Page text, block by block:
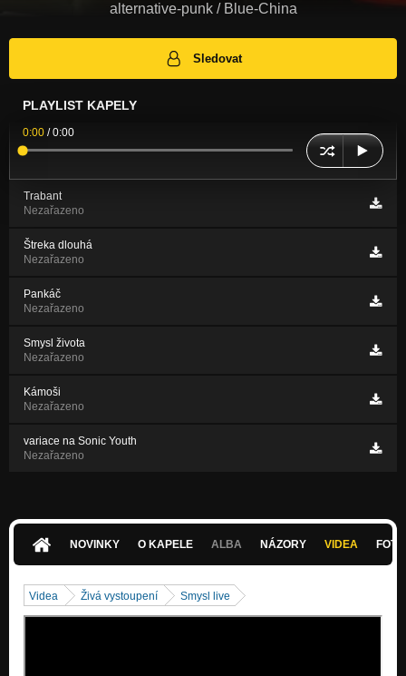
alternative-punk / Blue-China
Sledovat
PLAYLIST KAPELY
0:00 /0:00
Trabant
Nezařazeno
Štreka dlouhá
Nezařazeno
Pankáč
Nezařazeno
Smysl života
Nezařazeno
Kámoši
Nezařazeno
variace na Sonic Youth
Nezařazeno
NOVINKY O KAPELE ALBA NÁZORY VIDEA
Videa Živá vystoupení Smysl live